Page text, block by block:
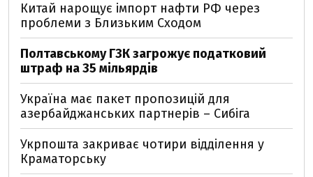
Китай нарощує імпорт нафти РФ через
проблеми з Близьким Сходом
Полтавському ГЗК загрожує податковий
штраф на 35 мільярдів
Україна має пакет пропозицій для
азербайджанських партнерів – Сибіга
Укрпошта закриває чотири відділення у
Краматорську